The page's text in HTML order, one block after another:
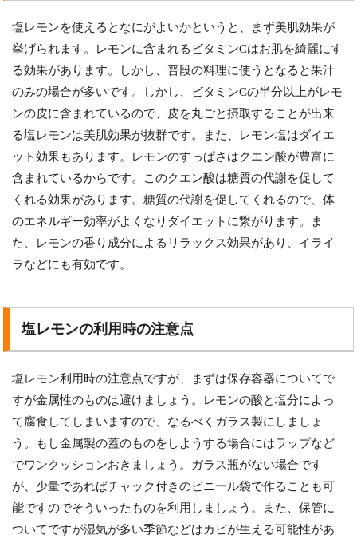
塩レモンを使えるとなにがよいかというと、まず美肌効果が
挙げられます。レモンに含まれるビタミンCはお肌を綺麗にす
る効果があります。しかし、普段の料理に使うとなると果汁
のみの場合が多いです。しかし、ビタミンCの半分以上がレモ
ンの皮に含まれているので、皮を丸ごと摂取することが出来
る塩レモンは美肌効果が抜群です。また、レモン塩はダイエ
ット効果もあります。レモンのすっぱさはクエン酸が豊富に
含まれているからです。このクエン酸は糖質の代謝を促して
くれる効果があります。糖質の代謝を促してくれるので、体
のエネルギー効率がよくなりダイエットに繋がります。ま
た、レモンの香り成分によるリラックス効果があり、イライ
ラなどにも有効です。
塩レモンの利用時の注意点
塩レモン利用時の注意点ですが、まずは保存容器についてで
すが金属性のものは避けましょう。レモンの酸と塩分によっ
て腐食してしまいますので、なるべくガラス製にしましょ
う。もし金属製の蓋のものをしようする場合にはラップなど
でワンクッションおきましょう。ガラス瓶がない場合です
が、少量であればチャック付きのビニール袋で作ることも可
能ですのでそういったものを利用しましょう。また、保管に
ついてですが湿気が多い季節などはカビが生える可能性があ